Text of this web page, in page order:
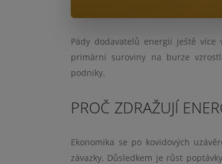
Pády dodavatelů energií ještě více
primární suroviny na burze
podniky.
PROČ ZDRAŽUJÍ
Ekonomika se po kovidových
závazky. Důsledkem je růst